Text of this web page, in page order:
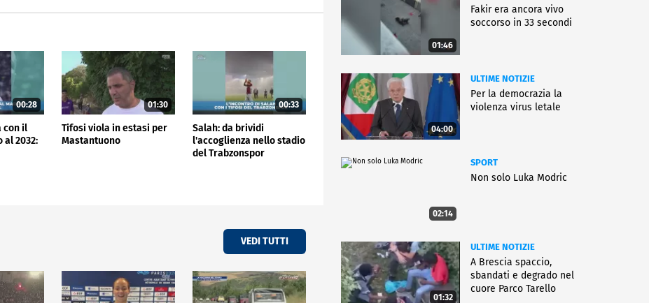
00:28
con il
al 2032:
01:30
Tifosi viola in estasi per
Mastantuono
00:33
Salah: da brividi
l'accoglienza nello stadio
del Trabzonspor
VEDI TUTTI
01:46
Fakir era ancora vivo
soccorso in 33 secondi
04:00
ULTIME NOTIZIE
Per la democrazia la
violenza virus letale
02:14
SPORT
Non solo Luka Modric
01:32
ULTIME NOTIZIE
A Brescia spaccio,
sbandati e degrado nel
cuore Parco Tarello